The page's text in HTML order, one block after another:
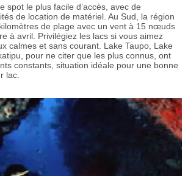
spot le plus facile d’accès, avec de
de location de matériel. Au Sud, la région
de plage avec un vent à 15 nœuds
à avril. Privilégiez les lacs si vous aimez
calmes et sans courant. Lake Taupo, Lake
pour ne citer que les plus connus, ont
constants, situation idéale pour une bonne
lac.